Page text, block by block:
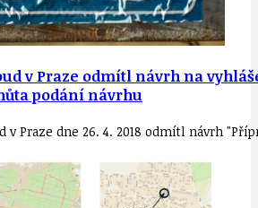
v Praze odmítl návrh na
podání návrhu
v Praze dne 26. 4. 2018 odmítl návrh